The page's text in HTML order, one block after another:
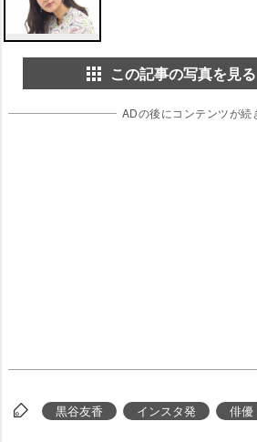
この記事の写真を見る
ADの後にコンテンツが続
黒谷友香 インスタ発 俳優